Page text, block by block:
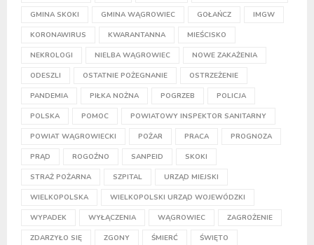
GMINA SKOKI GMINA WĄGROWIEC GOŁAŃCZ IMGW
KORONAWIRUS KWARANTANNA MIEŚCISKO
NEKROLOGI NIELBA WĄGROWIEC NOWE ZAKAŻENIA
ODESZLI OSTATNIE POŻEGNANIE OSTRZEŻENIE
PANDEMIA PIŁKA NOŻNA POGRZEB POLICJA
POLSKA POMOC POWIATOWY INSPEKTOR SANITARNY
POWIAT WĄGROWIECKI POŻAR PRACA PROGNOZA
PRĄD ROGOŹNO SANPEID SKOKI
STRAŻ POŻARNA SZPITAL URZĄD MIEJSKI
WIELKOPOLSKA WIELKOPOLSKI URZĄD WOJEWÓDZKI
WYPADEK WYŁĄCZENIA WĄGROWIEC ZAGROŻENIE
ZDARZYŁO SIĘ ZGONY ŚMIERĆ ŚWIĘTO